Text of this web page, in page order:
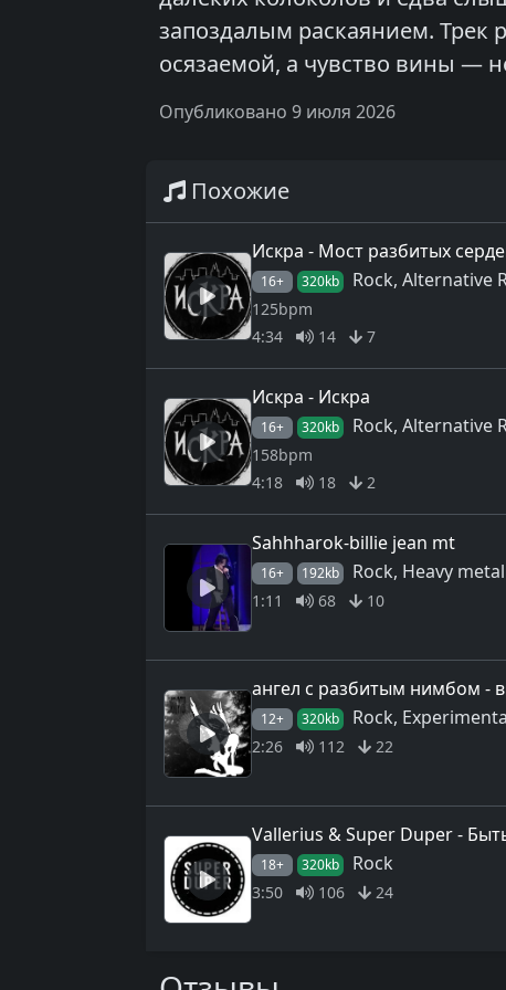
запоздалым раскаянием. Трек
осязаемой, а чувство вины —
Опубликовано 9 июля 2026
Похожие
Искра - Мост разбитых
16+ 320kb Rock, Alternative
125bpm
4:34
14 7
Искра - Искра
16+ 320kb Rock, Alternative
158bpm
4:18
18 2
Sahhharok-billie jean mt
16+ 192kb Rock, Heavy metal
1:11 68 10
ангел с разбитым нимбом -
12+ 320kb Rock,
2:26 112 22
Vallerius & Super Duper -
18+ 320kb Rock
3:50 106 24